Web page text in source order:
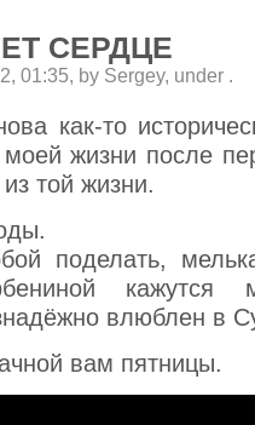
СЕРДЦЕ
01:35, by Sergey, under .
как-то
жизни после
той жизни.
поделать,
кажутся
влюблен в
вам пятницы.